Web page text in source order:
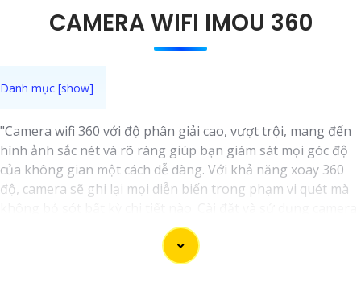
CAMERA WIFI IMOU 360
"Camera wifi 360 với độ phân giải cao, vượt trội, mang đến
hình ảnh sắc nét và rõ ràng giúp bạn giám sát mọi góc độ
của không gian một cách dễ dàng. Với khả năng xoay 360
độ, camera sẽ ghi lại mọi diễn biến trong phạm vi quét mà
qua kết nối wifi cũng rất tiện lợi, bạn có thể theo dõi từ xa
thông qua ứng dụng di động một cách đơn giản. Camera
wifi 360 là sự lựa chọn hoàn hảo để bảo vệ nhà cửa, văn